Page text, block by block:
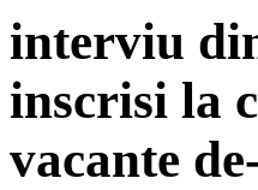
interviu
inscrisi la
vacante